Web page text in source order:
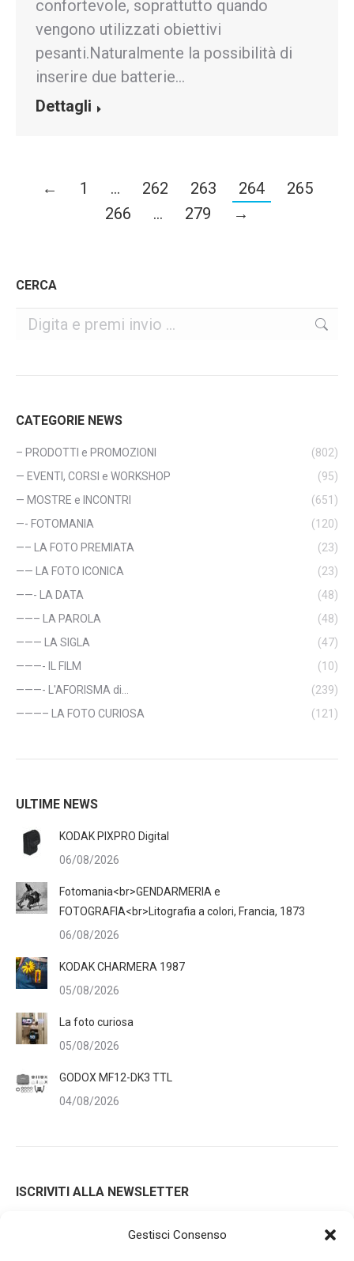
Gestisci Consenso
confortevole, soprattutto quando
vengono utilizzati obiettivi
pesanti.Naturalmente la possibilità di
inserire due batterie…
Dettagli
← 1 … 262 263 264
265
266
… 279 →
CERCA
Cerca
CATEGORIE NEWS
– PRODOTTI e PROMOZIONI
(802)
— EVENTI, CORSI e WORKSHOP
(95)
— MOSTRE e INCONTRI
(651)
—- FOTOMANIA
(120)
—– LA FOTO PREMIATA
(23)
—— LA FOTO ICONICA
(23)
——- LA DATA
(48)
——– LA PAROLA
(48)
——— LA SIGLA
(47)
———- IL FILM
(10)
———- L'AFORISMA di…
(239)
———– LA FOTO CURIOSA
(121)
ULTIME NEWS
KODAK PIXPRO Digital
06/08/2026
Fotomania<br>GENDARMERIA e
FOTOGRAFIA<br>Litografia a colori, Francia, 1873
06/08/2026
KODAK CHARMERA 1987
05/08/2026
La foto curiosa
05/08/2026
GODOX MF12-DK3 TTL
04/08/2026
ISCRIVITI ALLA NEWSLETTER